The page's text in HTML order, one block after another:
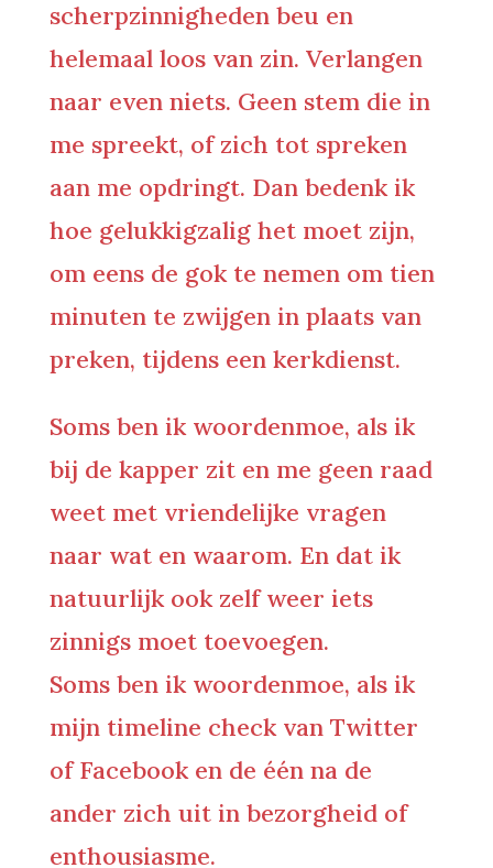
scherpzinnigheden beu en
helemaal loos van zin. Verlangen
naar even niets. Geen stem die in
me spreekt, of zich tot spreken
aan me opdringt. Dan bedenk ik
hoe gelukkigzalig het moet zijn,
om eens de gok te nemen om tien
minuten te zwijgen in plaats van
preken, tijdens een kerkdienst.
Soms ben ik woordenmoe, als ik
bij de kapper zit en me geen raad
weet met vriendelijke vragen
naar wat en waarom. En dat ik
natuurlijk ook zelf weer iets
zinnigs moet toevoegen.
Soms ben ik woordenmoe, als ik
mijn timeline check van Twitter
of Facebook en de één na de
ander zich uit in bezorgheid of
enthousiasme.